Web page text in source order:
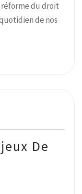
réforme du droit
de nos
De